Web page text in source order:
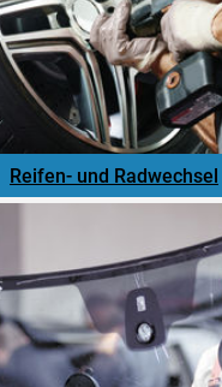
Reifen- und Radwechsel